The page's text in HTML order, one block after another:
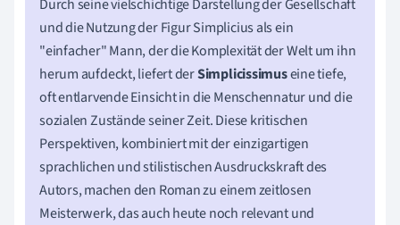
Durch seine vielschichtige Darstellung der Gesellschaft
und die Nutzung der Figur Simplicius als ein
"einfacher" Mann, der die Komplexität der Welt um ihn
herum aufdeckt, liefert derSimplicissimuseine tiefe,
oft entlarvende Einsicht in die Menschennatur und die
sozialen Zustände seiner Zeit. Diese kritischen
Perspektiven, kombiniert mit der einzigartigen
sprachlichen und stilistischen Ausdruckskraft des
Autors, machen den Roman zu einem zeitlosen
Meisterwerk, das auch heute noch relevant und